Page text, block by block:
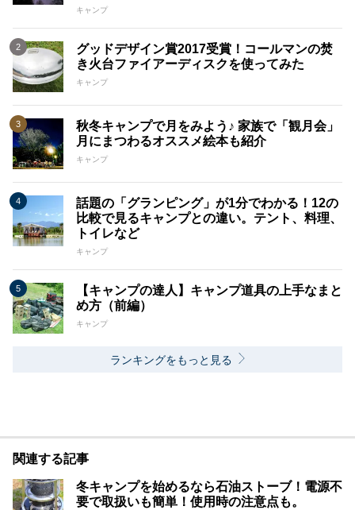
キャンプ
グッドデザイン賞2017受賞！コールマンの焚
き火台ファイアーディスクを使ってみた
キャンプ
秋冬キャンプで月をみよう♪ 家族で「観月会」
月にまつわるオススメ絵本も紹介
キャンプ
話題の「グランピング」が1分でわかる！12の
比較で見るキャンプとの違い。テント、料理、
トイレなど
キャンプ
【キャンプの達人】キャンプ道具の上手なまと
め方（前編）
キャンプ
ランキングをもっと見る
関連する記事
冬キャンプを始めるなら石油ストーブ！電源不
要で取扱いも簡単！使用時の注意点も。